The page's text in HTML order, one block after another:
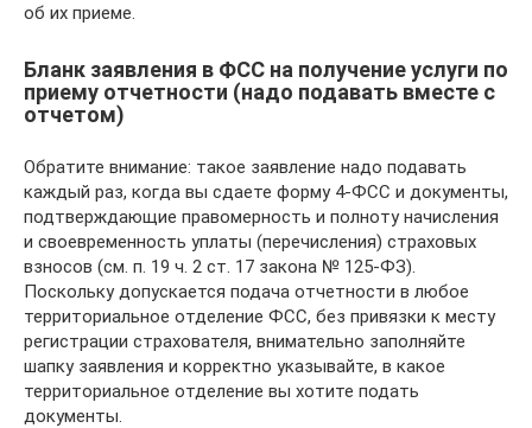
об их приеме.
Бланк заявления в ФСС на получение услуги по
приему отчетности (надо подавать вместе с
отчетом)
Обратите внимание: такое заявление надо подавать
каждый раз, когда вы сдаете форму 4-ФСС и документы,
подтверждающие правомерность и полноту начисления
и своевременность уплаты (перечисления) страховых
взносов (см. п. 19 ч. 2 ст. 17 закона № 125-ФЗ).
Поскольку допускается подача отчетности в любое
территориальное отделение ФСС, без привязки к месту
регистрации страхователя, внимательно заполняйте
шапку заявления и корректно указывайте, в какое
территориальное отделение вы хотите подать
документы.